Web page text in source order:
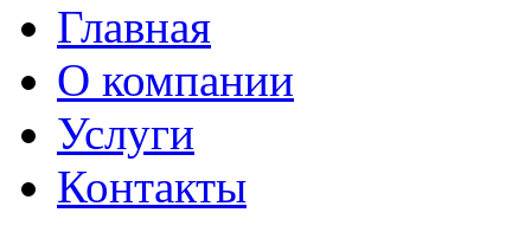
Главная
О компании
Услуги
Контакты